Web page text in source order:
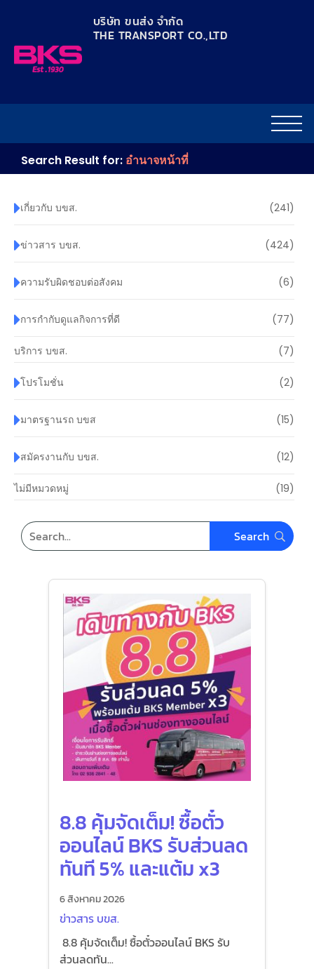
บริษัท ขนส่ง จำกัด
THE TRANSPORT CO.,LTD​
Search Result for: อำนาจหน้าที่
เกี่ยวกับ บขส. (241)
ข่าวสาร บขส. (424)
ความรับผิดชอบต่อสังคม (6)
การกำกับดูแลกิจการที่ดี (77)
บริการ บขส. (7)
โปรโมชั่น (2)
มาตรฐานรถ บขส (15)
สมัครงานกับ บขส. (12)
ไม่มีหมวดหมู่ (19)
8.8 คุ้มจัดเต็ม! ซื้อตั๋ว
ออนไลน์ BKS รับส่วนลด
ทันที 5% และแต้ม x3
6 สิงหาคม 2026
ข่าวสาร บขส.
8.8 คุ้มจัดเต็ม! ซื้อตั๋วออนไลน์ BKS รับ
ส่วนลดทัน...